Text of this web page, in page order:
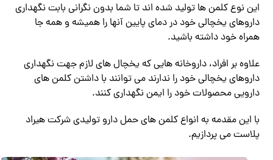
این نوع کلمن ها تولید شده اند تا شما بدون نگرانی بابت نگهداری
داروهای یخچالی خود در دمای پایین آنها را همیشه و همه جا
همراه خود داشته باشید.
علاوه بر افراد، داروخانه هایی که یخچال های لازم جهت نگهداری
داروهای یخچالی خود را ندارند می توانند با داشتن کلمن های
دارویی محصولات خود را ایمن نگهداری کنند.
با این مقدمه به انواع کلمن های حمل دارو تولیدی شرکت هیراد
پلاست می پردازیم.